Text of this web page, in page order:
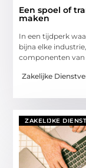
Een spoel of
maken
In een tijdperk
bijna elke
componenten
Zakelijke
ZAKELIJKE